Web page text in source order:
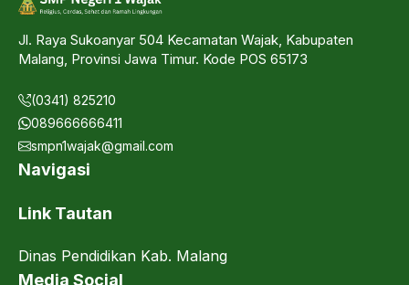
Jl. Raya Sukoanyar 504 Kecamatan Wajak, Kabupaten
Malang, Provinsi Jawa Timur. Kode POS 65173
(0341) 825210
089666666411
smpn1wajak@gmail.com
Navigasi
Link Tautan
Dinas Pendidikan Kab. Malang
Media Social